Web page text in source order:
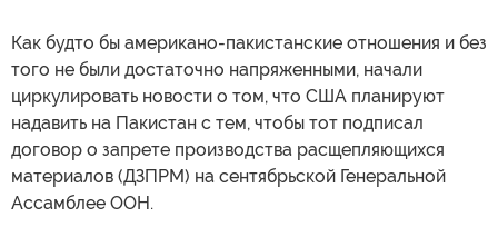
Как будто бы американо-пакистанские отношения и без
того не были достаточно напряженными, начали
циркулировать новости о том, что США планируют
надавить на Пакистан с тем, чтобы тот подписал
договор о запрете производства расщепляющихся
материалов (ДЗПРМ) на сентябрьской Генеральной
Ассамблее ООН.